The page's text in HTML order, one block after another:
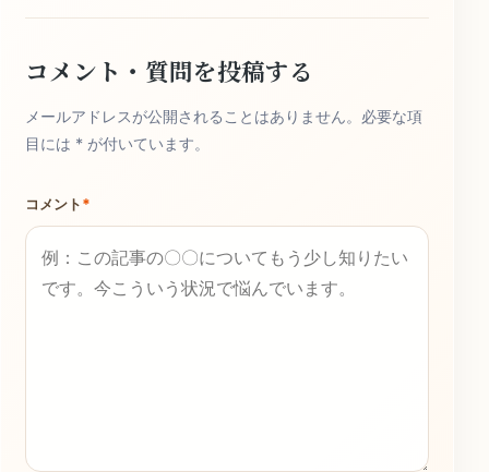
コメント・質問を投稿する
メールアドレスが公開されることはありません。必要な項
目には * が付いています。
コメント*